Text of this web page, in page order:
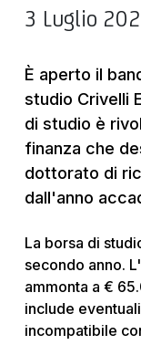
3 Luglio
È aperto il
studio Crivelli
di studio è
finanza che
dottorato di
dall'anno
La borsa di
secondo anno.
ammonta a €
include
incompatibile